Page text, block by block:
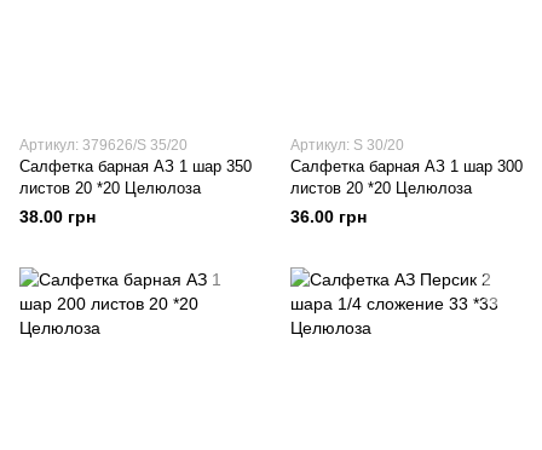
Артикул: 379626/S 35/20
Салфетка барная АЗ 1 шар 350
листов 20 *20 Целюлоза
38.00 грн
Артикул: S 30/20
Салфетка барная АЗ 1 шар 300
листов 20 *20 Целюлоза
36.00 грн